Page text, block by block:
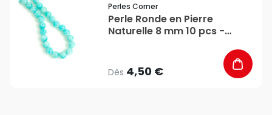
Perles Corner
Perle Ronde en Pierre
Naturelle 8 mm 10 pcs -
Dès 4,50 €